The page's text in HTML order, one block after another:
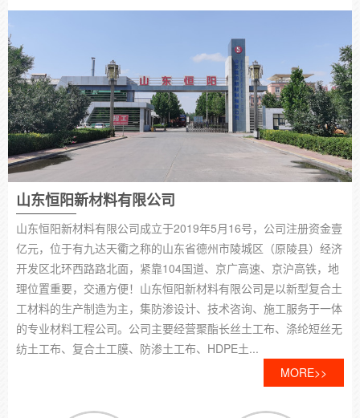
山东恒阳新材料有限公司
山东恒阳新材料有限公司成立于2019年5月16号，公司注册资金壹
亿元，位于有九达天衢之称的山东省德州市陵城区（原陵县）经济
开发区北环西路路北面，紧靠104国道、京广高速、京沪高铁，地
理位置重要，交通方便！山东恒阳新材料有限公司是以新型复合土
工材料的生产制造为主，集防渗设计、技术咨询、施工服务于一体
的专业材料工程公司。公司主要经营聚酯长丝土工布、涤纶短丝无
纺土工布、复合土工膜、防渗土工布、HDPE土...
MORE>>
高铁聚丙烯土工布生产厂家
化工池用什么样的防渗膜
防渗膜也叫土工膜，主要起到防渗、隔离、防潮的作用，化工池需要抗酸碱、耐腐蚀，建...
池塘防渗膜生产厂家在哪
池塘防渗膜生产厂家，主要集中在山东德州，土工材料之乡，主要生产土工膜 防渗膜 土...
土工膜代理商总经销
土工膜又称防渗土工膜，主要起隔离、保护、防潮、防水的作用，主要用于水产养殖、...
GCL膨润土防水毯如何施工铺设
防水毯铺设1. 一般说明防水毯铺挂必须做到和基面严密服贴，防水层必须平整连续，施...